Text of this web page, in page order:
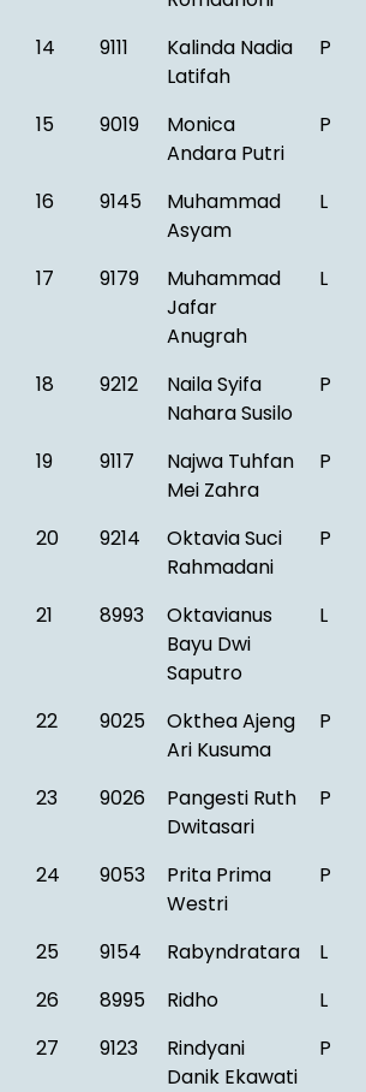
14
9111
Kalinda Nadia
Latifah
P
15 9019
Monica
Andara Putri
P
16 9145
Muhammad
Asyam
L
17 9179
Muhammad
Jafar
Anugrah
L
18 9212
Naila Syifa
Nahara Susilo
P
19 9117
Najwa Tuhfan
Mei Zahra
P
20 9214
Oktavia Suci
Rahmadani
P
21 8993
Oktavianus
Bayu Dwi
Saputro
L
22 9025
Okthea Ajeng
Ari Kusuma
P
23 9026
Pangesti Ruth
Dwitasari
P
24 9053
Prita Prima
Westri
P
25 9154 Rabyndratara L
26
8995 Ridho L
27
9123
Rindyani
Danik Ekawati
P